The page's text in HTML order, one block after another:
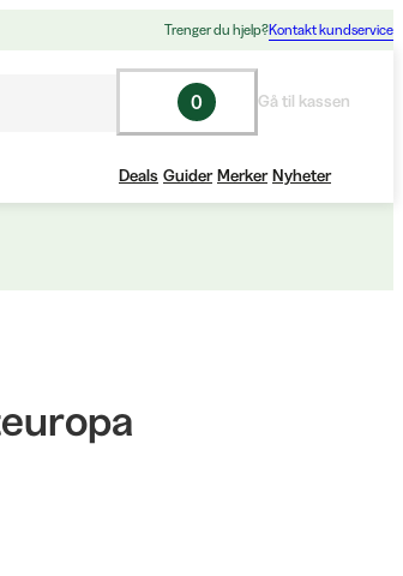
Trenger du hjelp?Kontakt kundservice
0 Gå til kassen
Deals Guider Merker Nyheter